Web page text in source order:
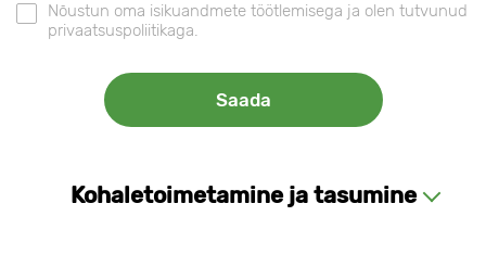
Nõustun oma isikuandmete töötlemisega ja olen tutvunud
privaatsuspoliitikaga.
Kohaletoimetamine ja tasumine